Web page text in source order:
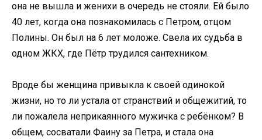
она не вышла и женихи в очередь не стояли. Ей было
40 лет, когда она познакомилась с Петром, отцом
Полины. Он был на 6 лет моложе. Свела их судьба в
одном ЖКХ, где Пётр трудился сантехником.
Вроде бы женщина привыкла к своей одинокой
жизни, но то ли устала от странствий и общежитий, то
ли пожалела неприкаянного мужичка с ребёнком? В
общем, сосватали Фаину за Петра, и стала она